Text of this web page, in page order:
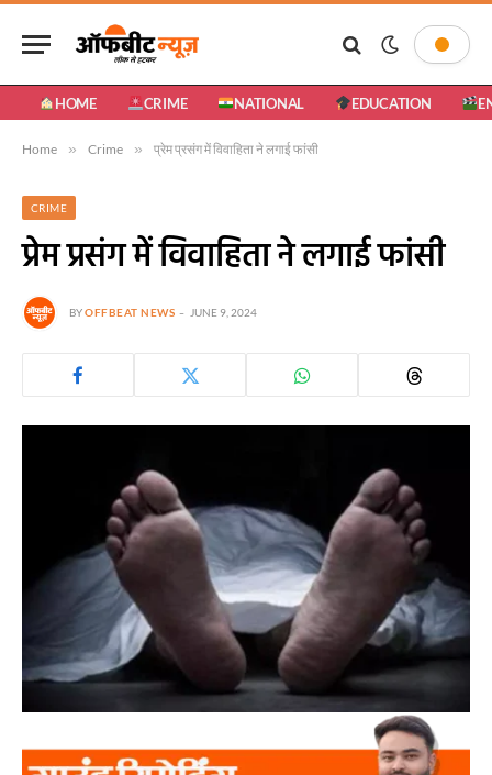
HOME CRIME NATIONAL EDUCATION
Home » Crime » प्रेम प्रसंग में विवाहिता ने लगाई फांसी
CRIME
प्रेम प्रसंग में विवाहिता ने लगाई फांसी
BYOFFBEAT NEWS JUNE 9, 2024